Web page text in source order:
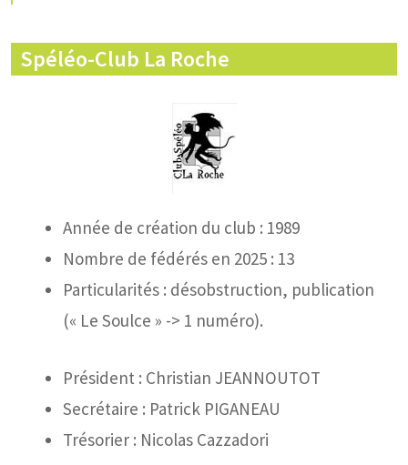
Spéléo-Club La Roche
Année de création du club : 1989
Nombre de fédérés en 2025 : 13
Particularités : désobstruction, publication
(« Le Soulce » -> 1 numéro).
Président : Christian JEANNOUTOT
Secrétaire : Patrick PIGANEAU
Trésorier : Nicolas Cazzadori